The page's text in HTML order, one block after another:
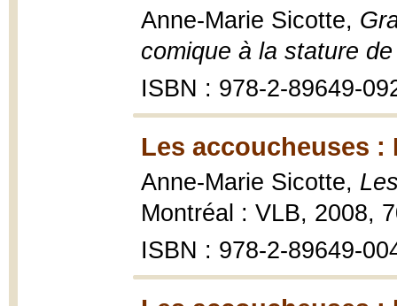
Anne-Marie Sicotte,
comique à la stature
ISBN : 978-2-89649-
Les accoucheuses :
Anne-Marie Sicotte,
Montréal : VLB, 2008,
ISBN : 978-2-89649-